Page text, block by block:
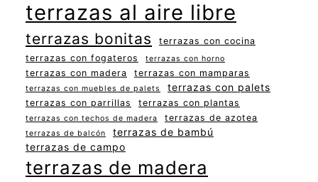
terrazas al aire libre
terrazas bonitas
terrazas con cocina
terrazas con fogateros
terrazas con horno
terrazas con madera terrazas con mamparas
terrazas con muebles de palets terrazas con palets
terrazas con parrillas terrazas con plantas
terrazas con techos de madera terrazas de azotea
terrazas de balcón
terrazas de bambú
terrazas de campo
terrazas de madera